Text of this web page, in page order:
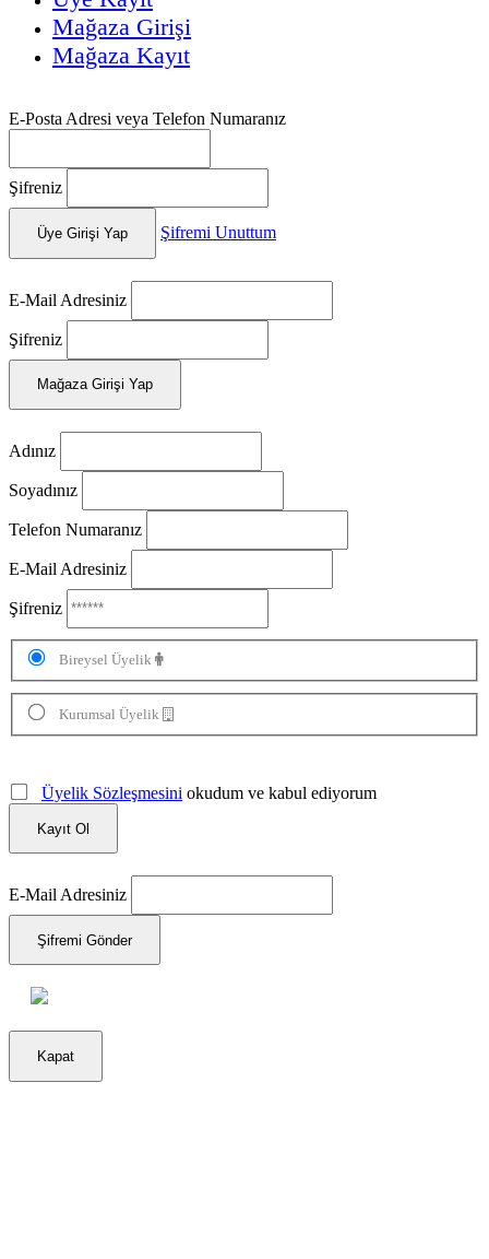
Mağaza Girişi
Mağaza Kayıt
E-Posta Adresi veya Telefon Numaranız
Şifreniz
Üye Girişi Yap Şifremi Unuttum
E-Mail Adresiniz
Şifreniz
Mağaza Girişi Yap
Adınız
Soyadınız
Telefon Numaranız
E-Mail Adresiniz
Şifreniz
Bireysel Üyelik
Kurumsal Üyelik
Üyelik Sözleşmesini okudum ve kabul ediyorum
Kayıt Ol
E-Mail Adresiniz
Şifremi Gönder
Kapat